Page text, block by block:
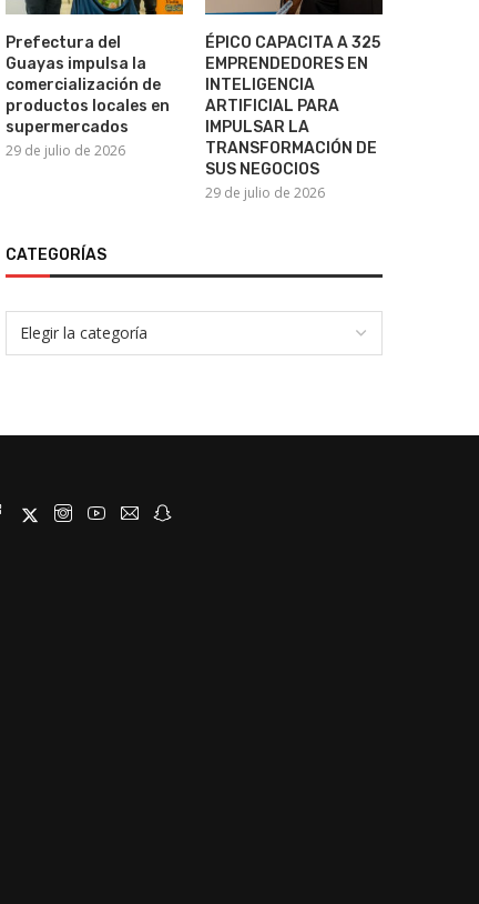
ÉPICO CAPACITA A 325
EMPRENDEDORES EN
INTELIGENCIA ARTIFICIAL...
29 de julio de 2026
BIBLIOTECA MUNICIPAL
SEGUNDO TALLER DE
28 de julio de 2026
Prefectura del
Guayas impulsa la
comercialización de
productos locales en
supermercados
29 de julio de 2026
ÉPICO CAPACITA A 325
EMPRENDEDORES EN
INTELIGENCIA
ARTIFICIAL PARA
IMPULSAR LA
TRANSFORMACIÓN DE
SUS NEGOCIOS
29 de julio de 2026
CATEGORÍAS